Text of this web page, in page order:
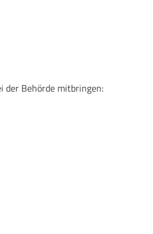
der Behörde mitbringen: